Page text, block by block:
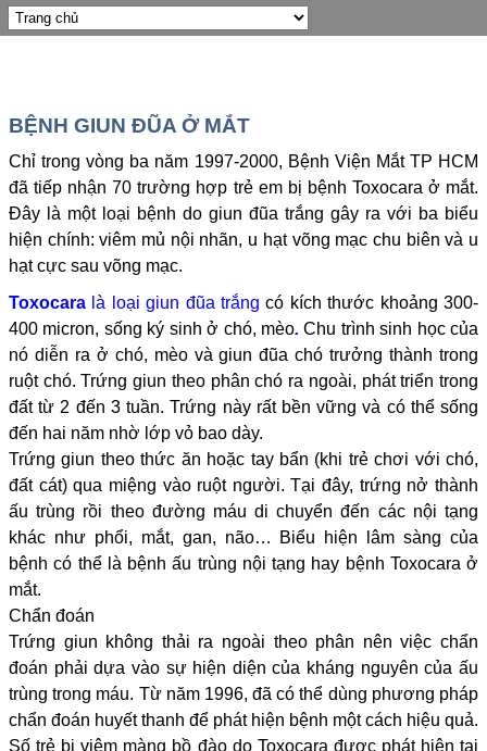
BỆNH GIUN ĐŨA Ở MẮT
Chỉ trong vòng ba năm 1997-2000, Bệnh Viện Mắt TP HCM
đã tiếp nhận 70 trường hợp trẻ em bị bệnh Toxocara ở mắt.
Đây là một loại bệnh do giun đũa trắng gây ra với ba biểu
hiện chính: viêm mủ nội nhãn, u hạt võng mạc chu biên và u
hạt cực sau võng mạc.
Toxocara là loại giun đũa trắng có kích thước khoảng 300-
400 micron, sống ký sinh ở chó, mèo. Chu trình sinh học của
nó diễn ra ở chó, mèo và giun đũa chó trưởng thành trong
ruột chó. Trứng giun theo phân chó ra ngoài, phát triển trong
đất từ 2 đến 3 tuần. Trứng này rất bền vững và có thể sống
đến hai năm nhờ lớp vỏ bao dày.
Trứng giun theo thức ăn hoặc tay bẩn (khi trẻ chơi với chó,
đất cát) qua miệng vào ruột người. Tại đây, trứng nở thành
ấu trùng rồi theo đường máu di chuyển đến các nội tạng
khác như phổi, mắt, gan, não… Biểu hiện lâm sàng của
bệnh có thể là bệnh ấu trùng nội tạng hay bệnh Toxocara ở
mắt.
Chẩn đoán
Trứng giun không thải ra ngoài theo phân nên việc chẩn
đoán phải dựa vào sự hiện diện của kháng nguyên của ấu
trùng trong máu. Từ năm 1996, đã có thể dùng phương pháp
chẩn đoán huyết thanh để phát hiện bệnh một cách hiệu quả.
Số trẻ bị viêm màng bồ đào do Toxocara được phát hiện tại